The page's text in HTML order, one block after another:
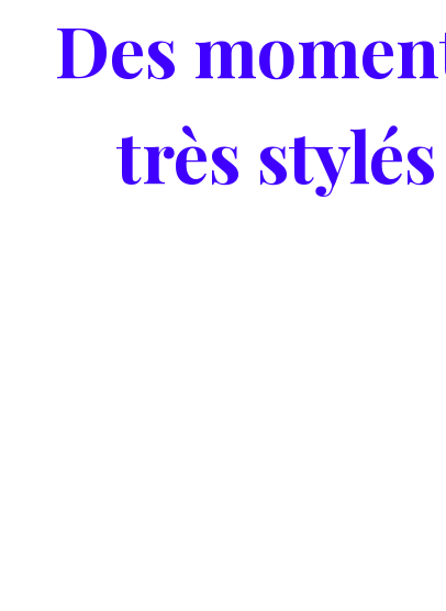
Des
très stylés